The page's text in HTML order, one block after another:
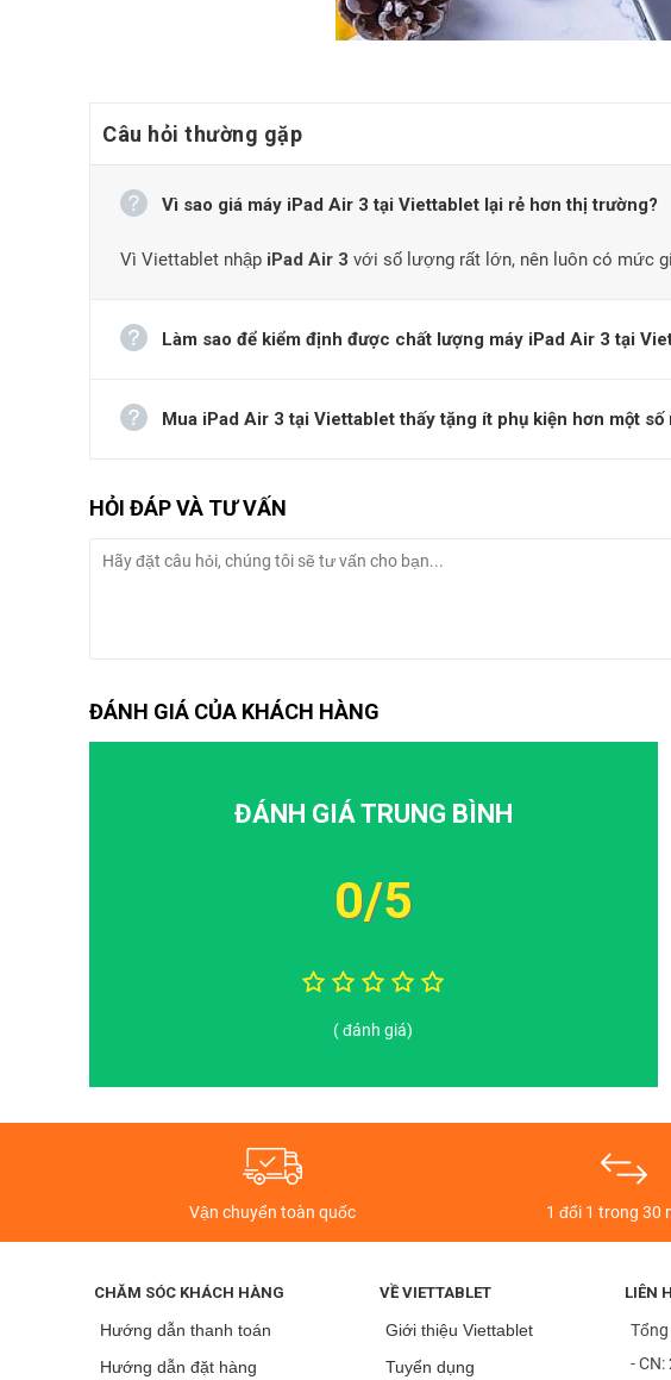
bản Wifi Likenew
tính bảng này chả “ngán” tựa game nào. Hiện tại, mọi tựa game đòi
thể chơi hoàn toàn mượt mà trên iPad Air 3. Apple còn có bộ Game
chuyên dụng,… Nhất là khi Apple iPad 3 có thể chạy Apple iPad OS,
Câu hỏi thường gặp
Vì sao giá máy iPad Air 3 tại Viettablet lại rẻ hơn thị trường?
Vì Viettablet nhập iPad Air 3 với số lượng rất lớn, nên luôn có mức
Làm sao để kiểm định được chất lượng máy iPad Air 3 tại
Mua iPad Air 3 tại Viettablet thấy tặng ít phụ kiện hơn một số
HỎI ĐÁP VÀ TƯ VẤN
ĐÁNH GIÁ CỦA KHÁCH HÀNG
ĐÁNH GIÁ TRUNG BÌNH
0/5
( đánh giá)
Vận chuyển toàn quốc 1 đổi 1 trong 30
CHĂM SÓC KHÁCH HÀNG
Hướng dẫn thanh toán
Hướng dẫn đặt hàng
VỀ VIETTABLET
Giới thiệu Viettablet
Tuyển dụng
LIÊN
-